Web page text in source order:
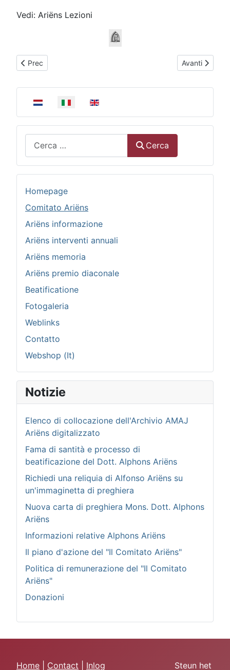
Seleziona la tua lingua
Cerca
Homepage
Comitato Ariëns
Ariëns informazione
Ariëns interventi annuali
Ariëns memoria
Ariëns premio diaconale
Beatificatione
Fotogaleria
Weblinks
Contatto
Webshop (It)
Notizie
Elenco di collocazione dell'Archivio AMAJ
Ariëns digitalizzato
Fama di santità e processo di
beatificazione del Dott. Alphons Ariëns
Richiedi una reliquia di Alfonso Ariëns su
un'immaginetta di preghiera
Nuova carta di preghiera Mons. Dott. Alphons
Ariëns
Informazioni relative Alphons Ariëns
Il piano d'azione del "Il Comitato Ariëns"
Politica di remunerazione del "Il Comitato
Ariëns"
Donazioni
Vedi: Ariëns Lezioni
Articolo precedente: Il suo patrimonio reale
Prec Articolo
Avanti
Home Contact Inlog Steun het